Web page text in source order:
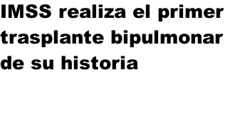
IMSS realiza el primer
trasplante bipulmonar
de su historia